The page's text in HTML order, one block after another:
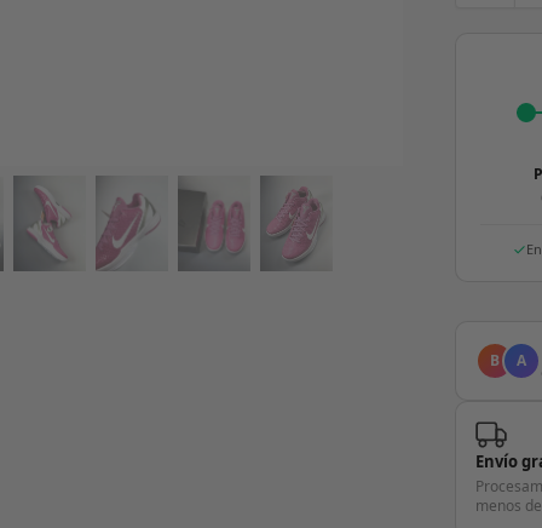
B A
Envío
menos